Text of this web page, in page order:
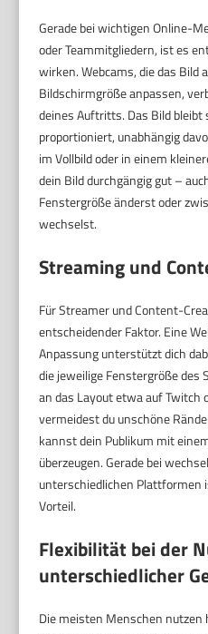
Gerade bei wichtigen Online-
oder Teammitgliedern, ist es
wirken. Webcams, die das Bild
Bildschirmgröße anpassen,
deines Auftritts. Das Bild
proportioniert, unabhängig
im Vollbild oder in einem
dein Bild durchgängig gut –
Fenstergröße änderst oder
wechselst.
Streaming und
Für Streamer und Content-
entscheidender Faktor. Eine
Anpassung unterstützt dich
die jeweilige Fenstergröße
an das Layout etwa auf Twitch
vermeidest du unschöne
kannst dein Publikum mit
überzeugen. Gerade bei
unterschiedlichen Plattformen
Vorteil.
Flexibilität bei der
unterschiedlicher
Die meisten Menschen